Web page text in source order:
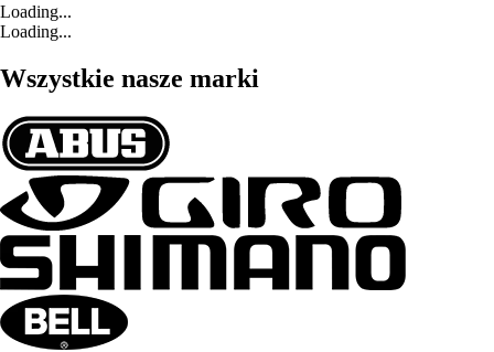
Loading...
Loading...
Wszystkie nasze marki